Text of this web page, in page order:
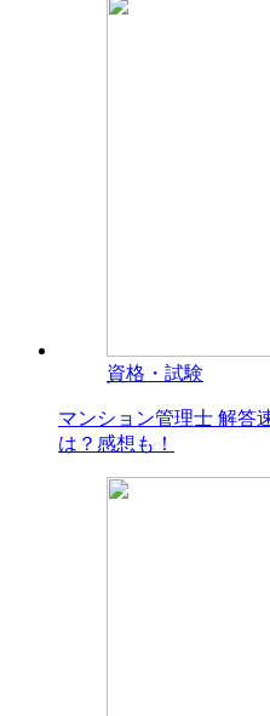
資格・試験
マンション管理士 解答
は？感想も！